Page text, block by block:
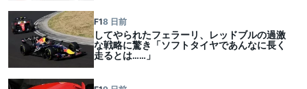
F18 日前
してやられたフェラーリ、レッドブルの過激
な戦略に驚き「ソフトタイヤであんなに長く
走るとは……」